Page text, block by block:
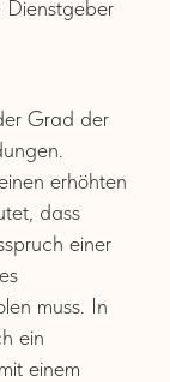
Dienstgeber
Grad der
erhöhten
dass
einer
muss. In
ein
einem